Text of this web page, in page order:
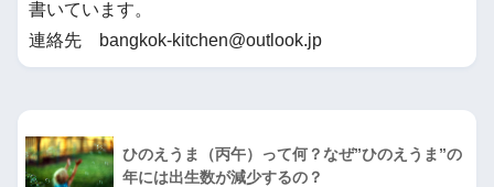
書いています。
連絡先 bangkok-kitchen@outlook.jp
ひのえうま（丙午）って何？なぜ”ひのえうま”の
年には出生数が減少するの？